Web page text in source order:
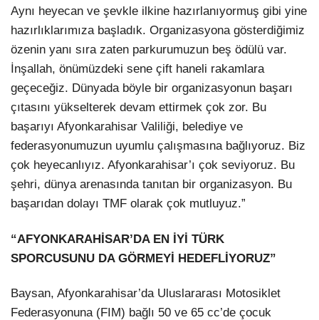
Aynı heyecan ve şevkle ilkine hazırlanıyormuş gibi yine
hazırlıklarımıza başladık. Organizasyona gösterdiğimiz
özenin yanı sıra zaten parkurumuzun beş ödülü var.
İnşallah, önümüzdeki sene çift haneli rakamlara
geçeceğiz. Dünyada böyle bir organizasyonun başarı
çıtasını yükselterek devam ettirmek çok zor. Bu
başarıyı Afyonkarahisar Valiliği, belediye ve
federasyonumuzun uyumlu çalışmasına bağlıyoruz. Biz
çok heyecanlıyız. Afyonkarahisar’ı çok seviyoruz. Bu
şehri, dünya arenasında tanıtan bir organizasyon. Bu
başarıdan dolayı TMF olarak çok mutluyuz.”
“AFYONKARAHİSAR’DA EN İYİ TÜRK
SPORCUSUNU DA GÖRMEYİ HEDEFLİYORUZ”
Baysan, Afyonkarahisar’da Uluslararası Motosiklet
Federasyonuna (FIM) bağlı 50 ve 65 cc’de çocuk